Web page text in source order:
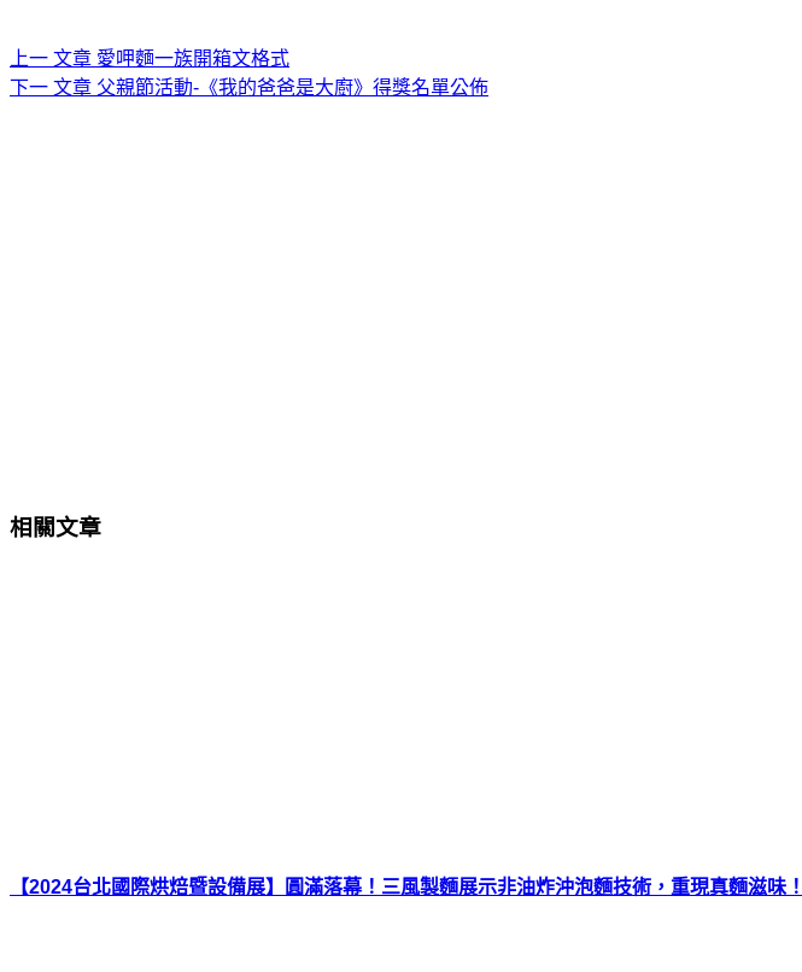
上一 文章 愛呷麵一族開箱文格式
下一 文章 父親節活動-《我的爸爸是大廚》得獎名單公佈
相關文章
【2024台北國際烘焙暨設備展】圓滿落幕！三風製麵展示非油炸沖泡麵技術，重現真麵滋味！